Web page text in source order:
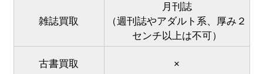
雑誌買取
月刊誌
（週刊誌やアダルト系、厚み２
センチ以上は不可）
古書買取 ×